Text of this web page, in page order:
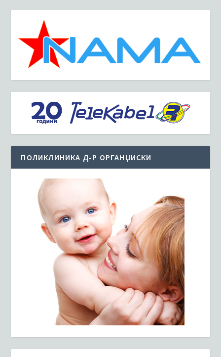
ПОЛИКЛИНИКА Д-Р ОРГАНЏИСКИ